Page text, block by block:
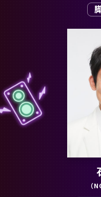
（